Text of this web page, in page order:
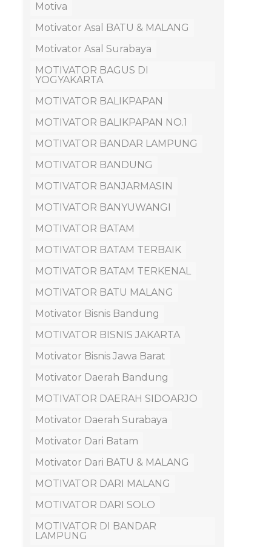
Motiva
Motivator Asal BATU & MALANG
Motivator Asal Surabaya
MOTIVATOR BAGUS DI
YOGYAKARTA
MOTIVATOR BALIKPAPAN
MOTIVATOR BALIKPAPAN NO.1
MOTIVATOR BANDAR LAMPUNG
MOTIVATOR BANDUNG
MOTIVATOR BANJARMASIN
MOTIVATOR BANYUWANGI
MOTIVATOR BATAM
MOTIVATOR BATAM TERBAIK
MOTIVATOR BATAM TERKENAL
MOTIVATOR BATU MALANG
Motivator Bisnis Bandung
MOTIVATOR BISNIS JAKARTA
Motivator Bisnis Jawa Barat
Motivator Daerah Bandung
MOTIVATOR DAERAH SIDOARJO
Motivator Daerah Surabaya
Motivator Dari Batam
Motivator Dari BATU & MALANG
MOTIVATOR DARI MALANG
MOTIVATOR DARI SOLO
MOTIVATOR DI BANDAR
LAMPUNG